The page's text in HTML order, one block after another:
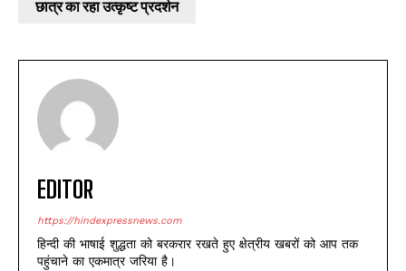
छात्र का रहा उत्कृष्ट प्रदर्शन
EDITOR
https://hindexpressnews.com
हिन्दी की भाषाई शुद्धता को बरकरार रखते हुए क्षेत्रीय खबरों को आप तक
पहुंचाने का एकमात्र जरिया है।